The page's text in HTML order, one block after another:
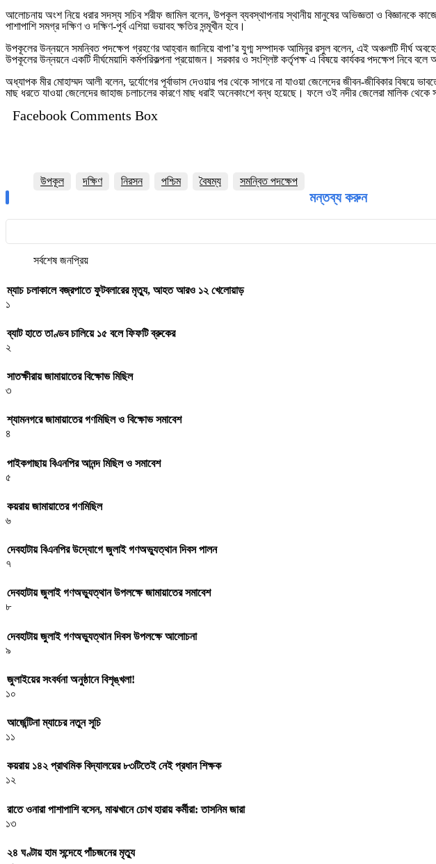
আলোচনায় অংশ নিয়ে ধরার সদস্য সচিব শরীফ জামিল বলেন, উপকূল ব্যবস্থাপনায় স্থানীয় মানুষের অভিজ্ঞতা ও বিজ্ঞানকে
পাশাপাশি সমগ্র দক্ষিণ ও দক্ষিণ-পূর্ব এশিয়া ভয়াবহ ক্ষতির সন্মূখীন হবে।
উপকূলের উন্নয়নে সমন্বিত পদক্ষেপ গ্রহণের আহ্বান জানিয়ে বাপা’র যুগ্ম সম্পাদক আমিনুর রসুল বলেন, এই অঞ্চলটি দীর্ঘ
উপকূলের উন্নয়নে একটি দীর্ঘমেয়াদি কর্মপরিকল্পনা প্রয়োজন। সরকার ও সংশ্লিষ্ট কর্তৃপক্ষ এ বিষয়ে কার্যকর পদক্ষেপ নিবে
অধ্যাপক মীর মোহাম্মদ আলী বলেন, দুর্যোগের পূর্বাভাস দেওয়ার পর থেকে সাগরে না যাওয়া জেলেদের জীবন-জীবিকার বিষয়ে
মাছ ধরতে যাওয়া জেলেদের জাহাজ চলাচলের কারণে মাছ ধরাই অনেকাংশে বন্ধ হয়েছে। ফলে ওই নদীর জেলেরা মালিক
Facebook Comments Box
উপকূল দক্ষিণ নিরসন পশ্চিম বৈষম্য সমন্বিত পদক্ষেপ
মন্তব্য করুন
সর্বশেষ জনপ্রিয়
ম্যাচ চলাকালে বজ্রপাতে ফুটবলারের মৃত্যু, আহত আরও ১২ খেলোয়াড়
১
ব্যাট হাতে তাণ্ডব চালিয়ে ১৫ বলে ফিফটি ব্রুকের
২
সাতক্ষীরায় জামায়াতের বিক্ষোভ মিছিল
৩
শ্যামনগরে জামায়াতের গণমিছিল ও বিক্ষোভ সমাবেশ
৪
পাইকগাছায় বিএনপির আনন্দ মিছিল ও সমাবেশ
৫
কয়রায় জামায়াতের গণমিছিল
৬
দেবহাটায় বিএনপির উদ্যোগে জুলাই গণঅভ্যুত্থান দিবস পালন
৭
দেবহাটায় জুলাই গণঅভ্যুত্থান উপলক্ষে জামায়াতের সমাবেশ
৮
দেবহাটায় জুলাই গণঅভ্যুত্থান দিবস উপলক্ষে আলোচনা
৯
জুলাইয়ের সংবর্ধনা অনুষ্ঠানে বিশৃঙ্খলা!
১০
আর্জেন্টিনা ম্যাচের নতুন সূচি
১১
কয়রায় ১৪২ প্রাথমিক বিদ্যালয়ের ৮৩টিতেই নেই প্রধান শিক্ষক
১২
রাতে ওনারা পাশাপাশি বসেন, মাঝখানে চোখ হারায় কর্মীরা: তাসনিম জারা
১৩
২৪ ঘণ্টায় হাম সন্দেহে পাঁচজনের মৃত্যু